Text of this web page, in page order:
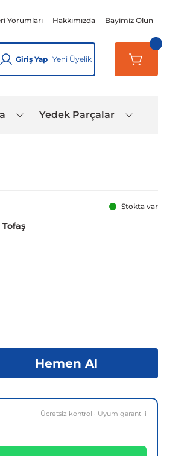
Yorumları Hakkımızda Bayimiz Olun
Giriş Yap Yeni Üyelik
Yedek Parçalar
Stokta var
Tofaş
Hemen Al
Ücretsiz kontrol · Uyum garantili